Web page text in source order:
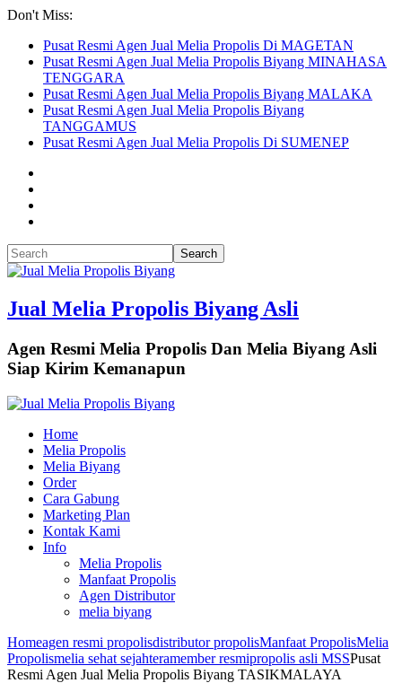
Don't Miss:
Pusat Resmi Agen Jual Melia Propolis Di MAGETAN
Pusat Resmi Agen Jual Melia Propolis Biyang MINAHASA
TENGGARA
Pusat Resmi Agen Jual Melia Propolis Biyang MALAKA
Pusat Resmi Agen Jual Melia Propolis Biyang
TANGGAMUS
Pusat Resmi Agen Jual Melia Propolis Di SUMENEP
Jual Melia Propolis Biyang Asli
Agen Resmi Melia Propolis Dan Melia Biyang Asli
Siap Kirim Kemanapun
Home
Melia Propolis
Melia Biyang
Order
Cara Gabung
Marketing Plan
Kontak Kami
Info
Melia Propolis
Manfaat Propolis
Agen Distributor
melia biyang
Homeagen resmi propolisdistributor propolisManfaat PropolisMelia
Propolismelia sehat sejahteramember resmipropolis asli MSSPusat
Resmi Agen Jual Melia Propolis Biyang TASIKMALAYA